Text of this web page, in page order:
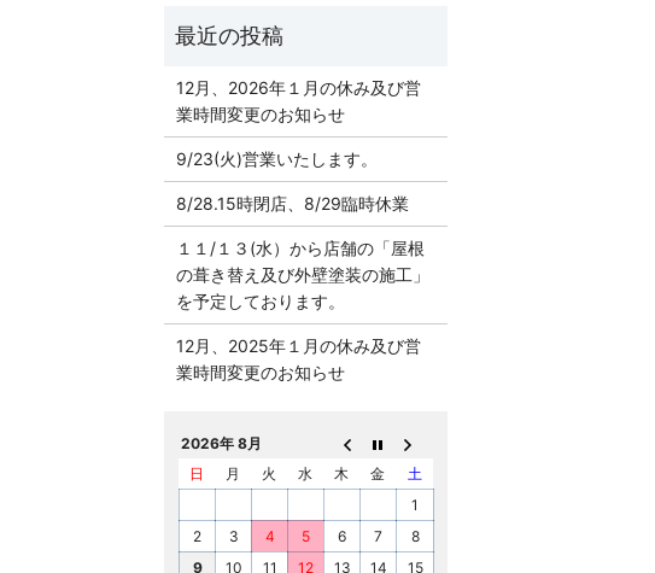
12月、2026年１月の休み及び営
業時間変更のお知らせ
9/23(火)営業いたします。
8/28.15時閉店、8/29臨時休業
１１/１３(水）から店舗の「屋根
の葺き替え及び外壁塗装の施工」
を予定しております。
12月、2025年１月の休み及び営
業時間変更のお知らせ
2026年 8月
日
月 火 水 木 金
土
1
2
3 4 5 6 7
8
9
10 11 12 13 14 15